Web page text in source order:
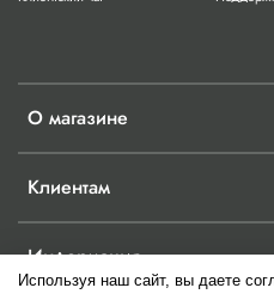
О магазине
Клиентам
Информация
Используя наш сайт, вы даете